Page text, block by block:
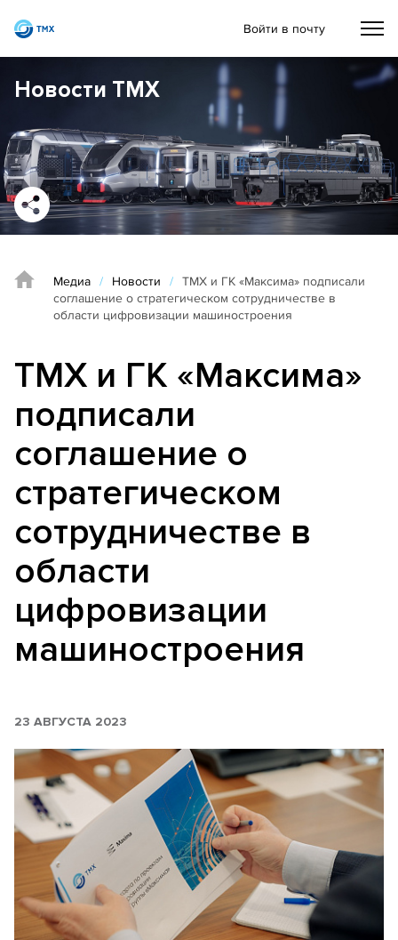
Войти в почту
Новости ТМХ
Медиа / Новости / ТМХ и ГК «Максима» подписали
соглашение о стратегическом сотрудничестве в
области цифровизации машиностроения
ТМХ и ГК «Максима»
подписали
соглашение о
стратегическом
сотрудничестве в
области
цифровизации
машиностроения
23 АВГУСТА 2023